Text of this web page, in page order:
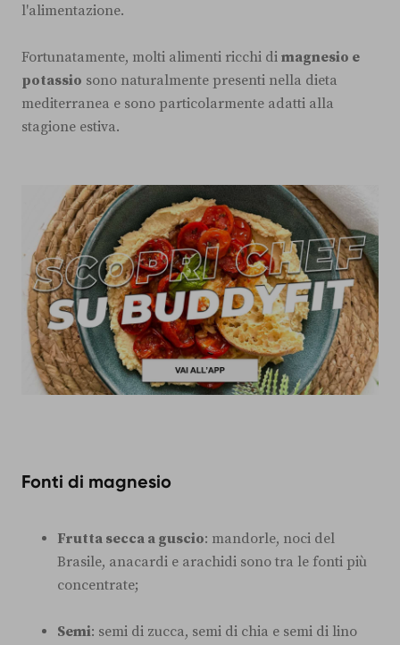
l'alimentazione.
Fortunatamente, molti alimenti ricchi di magnesio e
potassio sono naturalmente presenti nella dieta
mediterranea e sono particolarmente adatti alla
stagione estiva.
Fonti di magnesio
Frutta secca a guscio: mandorle, noci del
Brasile, anacardi e arachidi sono tra le fonti più
concentrate;
Semi: semi di zucca, semi di chia e semi di lino